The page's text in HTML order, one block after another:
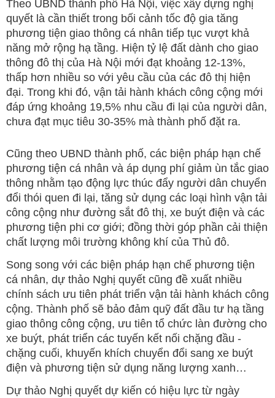
Theo UBND thành phố Hà Nội, việc xây dựng nghị
quyết là cần thiết trong bối cảnh tốc độ gia tăng
phương tiện giao thông cá nhân tiếp tục vượt khả
năng mở rộng hạ tầng. Hiện tỷ lệ đất dành cho giao
thông đô thị của Hà Nội mới đạt khoảng 12-13%,
thấp hơn nhiều so với yêu cầu của các đô thị hiện
đại. Trong khi đó, vận tải hành khách công cộng mới
đáp ứng khoảng 19,5% nhu cầu đi lại của người dân,
chưa đạt mục tiêu 30-35% mà thành phố đặt ra.
Cũng theo UBND thành phố, các biện pháp hạn chế
phương tiện cá nhân và áp dụng phí giảm ùn tắc giao
thông nhằm tạo động lực thúc đẩy người dân chuyển
đổi thói quen đi lại, tăng sử dụng các loại hình vận tải
công cộng như đường sắt đô thị, xe buýt điện và các
phương tiện phi cơ giới; đồng thời góp phần cải thiện
chất lượng môi trường không khí của Thủ đô.
Song song với các biện pháp hạn chế phương tiện
cá nhân, dự thảo Nghị quyết cũng đề xuất nhiều
chính sách ưu tiên phát triển vận tải hành khách công
cộng. Thành phố sẽ bảo đảm quỹ đất đầu tư hạ tầng
giao thông công cộng, ưu tiên tổ chức làn đường cho
xe buýt, phát triển các tuyến kết nối chặng đầu -
chặng cuối, khuyến khích chuyển đổi sang xe buýt
điện và phương tiện sử dụng năng lượng xanh…
Dự thảo Nghị quyết dự kiến có hiệu lực từ ngày